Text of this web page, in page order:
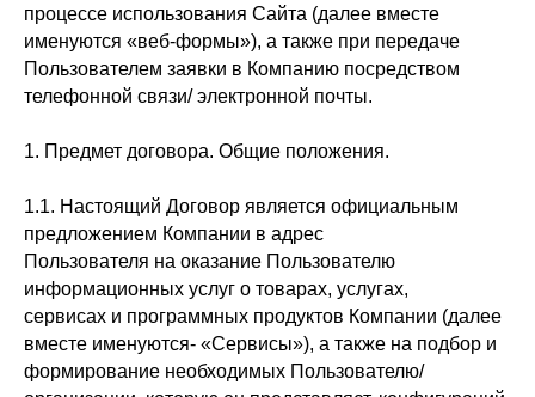
процессе использования Сайта (далее вместе
именуются «веб-формы»), а также при передаче
Пользователем заявки в Компанию посредством
телефонной связи/ электронной почты.
1. Предмет договора. Общие положения.
1.1. Настоящий Договор является официальным
предложением Компании в адрес
Пользователя на оказание Пользователю
информационных услуг о товарах, услугах,
сервисах и программных продуктов Компании (далее
вместе именуются- «Сервисы»), а также на подбор и
формирование необходимых Пользователю/